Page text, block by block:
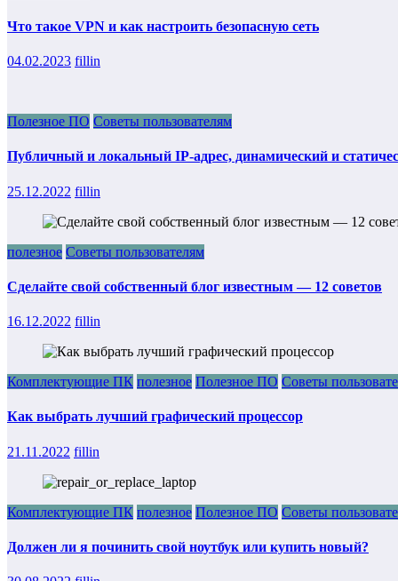
Что такое VPN и как настроить безопасную сеть
04.02.2023 fillin
Полезное ПО Советы пользователям
Публичный и локальный IP-адрес, динамический и
25.12.2022 fillin
полезное Советы пользователям
Сделайте свой собственный блог известным — 12 советов
16.12.2022 fillin
Комплектующие ПК полезное Полезное ПО Советы
Как выбрать лучший графический процессор
21.11.2022 fillin
Комплектующие ПК полезное Полезное ПО Советы
Должен ли я починить свой ноутбук или купить новый?